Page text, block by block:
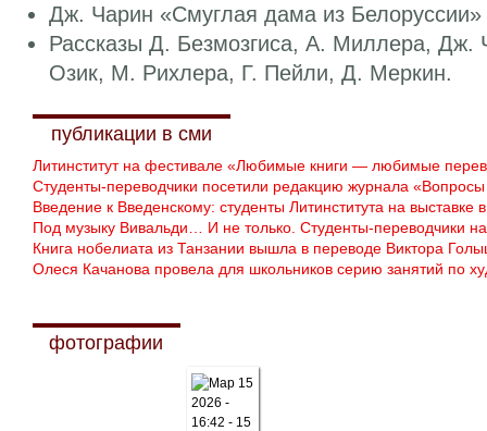
Дж. Чарин «Смуглая дама из
Рассказы Д. Безмозгиса, А. Миллера, Дж.
Озик, М. Рихлера, Г. Пейли, Д. Меркин.
публикации в сми
Литинститут на фестивале «Любимые книги — любимые
Студенты-переводчики посетили редакцию журнала
Введение к Введенскому: студенты Литинститута на выставке
Под музыку Вивальди… И не только. Студенты-переводчики
Книга нобелиата из Танзании вышла в переводе Виктора
Олеся Качанова провела для школьников серию занятий по
фотографии